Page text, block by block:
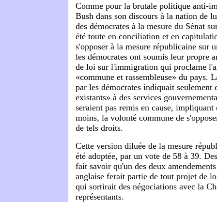
Comme pour la brutale politique anti-
Bush dans son discours à la nation de
des démocrates à la mesure du Sénat
été toute en conciliation et en
s'opposer à la mesure républicaine sur
les démocrates ont soumis leur propre
de loi sur l'immigration qui proclame
«commune et rassembleuse» du pays.
par les démocrates indiquait seulement
existants» à des services
seraient pas remis en cause,
moins, la volonté commune de
de tels droits.
Cette version diluée de la mesure
été adoptée, par un vote de 58 à 39.
fait savoir qu'un des deux
anglaise ferait partie de tout projet de
qui sortirait des négociations avec la
représentants.